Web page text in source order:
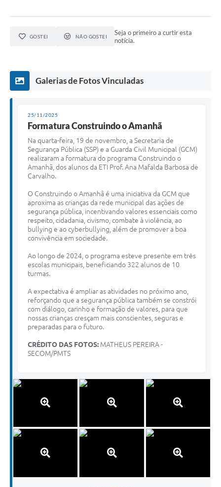
GOSTEI NÃO GOSTEI
Seja o primeiro a curtir esta
notícia.
Galerias de Fotos Vinculadas
25/11/2025
Formatura Construindo o Amanhã
Na quarta-feira, 19 de novembro, a Secretaria de
Segurança Pública (SSP) e a Guarda Civil Municipal (GCM)
realizaram a formatura do programa Construindo o
Amanhã, dos alunos da ETI Prof. Ana Mafalda Barbosa de
Carvalho.
O Construindo o Amanhã é uma iniciativa da GCM que
aproxima as crianças da rede municipal das ações de
segurança pública, incentivando valores essenciais como
respeito, cidadania, civismo, combate à violência, ao
bullying e ao cyberbullying, além de promover a boa
convivência em sociedade.
Ao longo de 2024, o programa esteve presente em três
escolas municipais, beneficiando 322 alunos de 10
turmas.
A expectativa é ampliar as atividades no próximo ano,
reforçando que a segurança pública também se constrói
com diálogo, carinho e formação de valores, para que
nossas crianças cresçam mais conscientes, seguras e
preparadas para o futuro.
CRÉDITO DAS FOTOS: MATHEUS PEREIRA -
SECOM/PMTS